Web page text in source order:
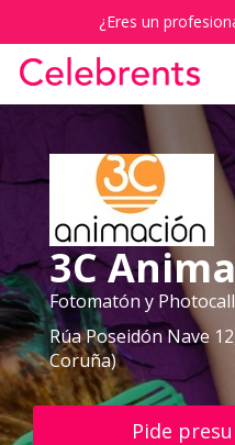
¿Eres un
3C
Fotomatón y Photocall
Rúa Poseidón Nave
Coruña)
Pide